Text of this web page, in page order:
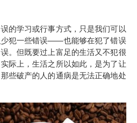
的学习或行事方式，只是我们可以
犯一些错误——也能够在犯了错误
。但既要过上富足的生活又不犯很
际上，生活之所以如此，是为了让
些破产的人的通病是无法正确地处